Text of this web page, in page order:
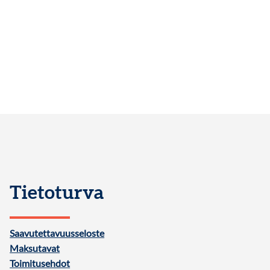
Tietoturva
Saavutettavuusseloste
Maksutavat
Toimitusehdot